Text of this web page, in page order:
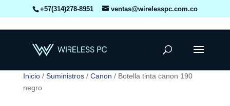
+57(314)278-8951 ventas@wirelesspc.com.co
Inicio/ Suministros/ Canon / Botella tinta canon 190
negro